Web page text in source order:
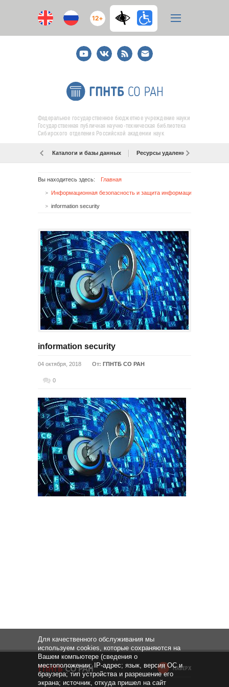
12+
YoutubeВКонтакте
RSS
E-
mail
подписка
Федеральное государственное бюджетное учреждение науки
Государственная публичная научно-техническая библиотека
Сибирского отделения Российской академии наук
Каталоги и базы данных Ресурсы удаленного доступа
Вы находитесь здесь: Главная
Информационная безопасность и защита информации
information security
information security
04 октября, 2018 От: ГПНТБ СО РАН
0
НАВЕРХ
Для качественного обслуживания мы
используем cookies, которые сохраняются на
Вашем компьютере (сведения о
местоположении; IP-адрес; язык, версия ОС и
браузера; тип устройства и разрешение его
экрана; источник, откуда пришел на сайт